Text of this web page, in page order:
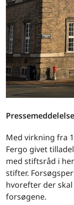
Med virkning fra
Fergo givet
med stiftsråd i
stifter.
hvorefter der
forsøgene.